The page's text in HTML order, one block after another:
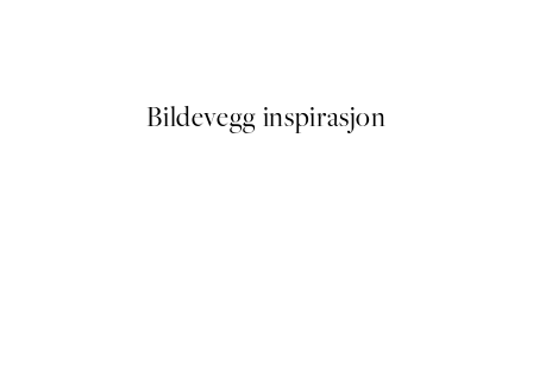
Bildevegg inspirasjon